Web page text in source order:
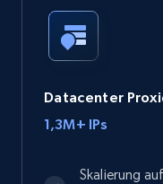
Datacenter
1,3M+ IPs
Skalierung